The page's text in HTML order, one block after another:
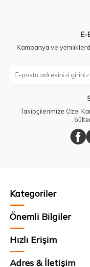
E-
Kampanya ve
Takipçilerimize Özel
Kategoriler
Önemli Bilgiler
Hızlı Erişim
Adres & İletişim